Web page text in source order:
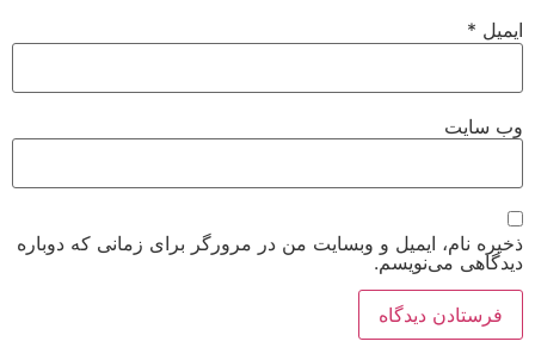
ایمیل*
وب‌ سایت
ذخیره نام، ایمیل و وبسایت من در مرورگر برای زمانی که دوباره
دیدگاهی می‌نویسم.